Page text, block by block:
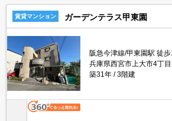
賃貸マンション ガーデンテラス甲東園
阪急今津線/甲東園駅 徒
兵庫県西宮市上大市4丁目
築31年
3階建